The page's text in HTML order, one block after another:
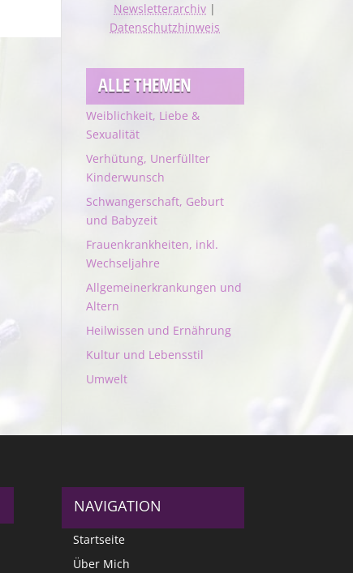
Newsletterarchiv |
Datenschutzhinweis
ALLE THEMEN
Weiblichkeit, Liebe &
Sexualität
Verhütung, Unerfüllter
Kinderwunsch
Schwangerschaft, Geburt
und Babyzeit
Frauenkrankheiten, inkl.
Wechseljahre
Allgemeinerkrankungen und
Altern
Heilwissen und Ernährung
Kultur und Lebensstil
Umwelt
NAVIGATION
Startseite
Über Mich